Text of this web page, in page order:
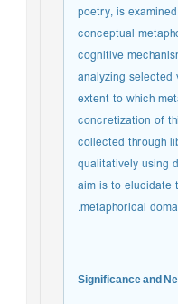
poetry, is
conceptual
cognitive
analyzing
extent to which
concretization of
collected through
qualitatively using
aim is to
metaphorical
Significance and